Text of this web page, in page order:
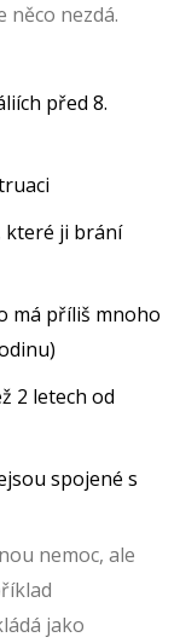
něco nezdá.
před 8.
které ji brání
má příliš mnoho
2 letech od
spojené s
nemoc, ale
jako